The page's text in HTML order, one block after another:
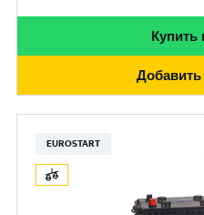
Купить
Добавить
EUROSTART